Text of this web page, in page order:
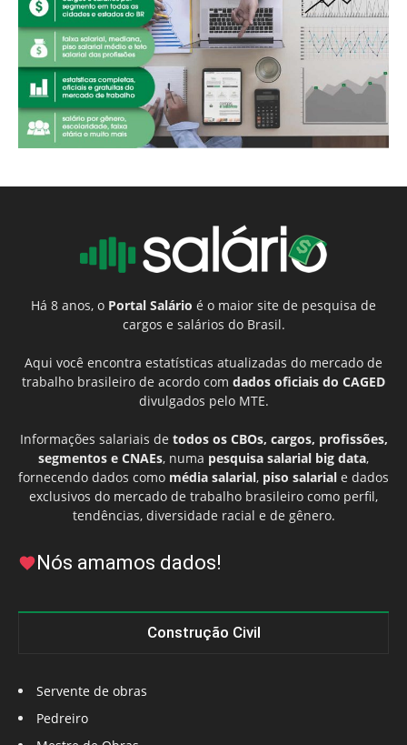
Há 8 anos, o Portal Salário é o maior site de pesquisa de
cargos e salários do Brasil.
Aqui você encontra estatísticas atualizadas do mercado de
trabalho brasileiro de acordo com dados oficiais do CAGED
divulgados pelo MTE.
Informações salariais de todos os CBOs, cargos, profissões,
segmentos e CNAEs, numa pesquisa salarial big data,
fornecendo dados como média salarial, piso salarial e dados
exclusivos do mercado de trabalho brasileiro como perfil,
tendências, diversidade racial e de gênero.
Nós amamos dados!
Construção Civil
Servente de obras
Pedreiro